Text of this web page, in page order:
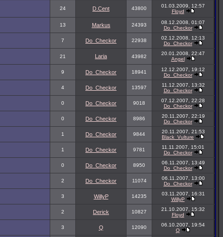
24 D.Cent 43800
01.03.2009, 12:57
Floyd
13 Markus 24393
08.12.2008, 01:07
Do_Checkor
7 Do_Checkor 22938
02.12.2008, 12:13
Do_Checkor
21 Laria 43982
20.01.2008, 22:47
Angel
9 Do_Checkor 18941
12.12.2007, 19:12
Do_Checkor
4 Do_Checkor 13597
11.12.2007, 13:32
Do_Checkor
0 Do_Checkor 9018
07.12.2007, 22:28
Do_Checkor
0 Do_Checkor 8986
20.11.2007, 22:19
Do_Checkor
1 Do_Checkor 9844
20.11.2007, 21:53
Black_Vulture
1 Do_Checkor 9781
11.11.2007, 15:01
Do_Checkor
0 Do_Checkor 8950
06.11.2007, 13:49
Do_Checkor
2 Do_Checkor 11074
06.11.2007, 13:00
Do_Checkor
3 WillyP 14235
03.11.2007, 16:31
WillyP
2 Derick 10827
21.10.2007, 15:32
Floyd
3 Q 12090
06.10.2007, 19:54
Q